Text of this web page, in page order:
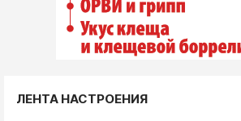
ЛЕНТА НАСТРОЕНИЯ